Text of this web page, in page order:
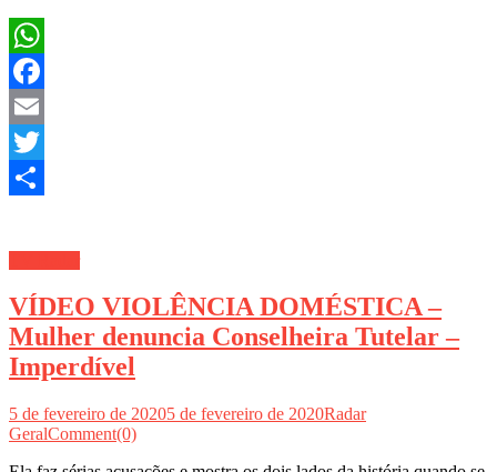
WhatsApp
Facebook
Email
Twitter
VÍDEO VIOLÊNCIA DOMÉSTICA –
Mulher denuncia Conselheira Tutelar –
Imperdível
5 de fevereiro de 20205 de fevereiro de 2020Radar
GeralComment(0)